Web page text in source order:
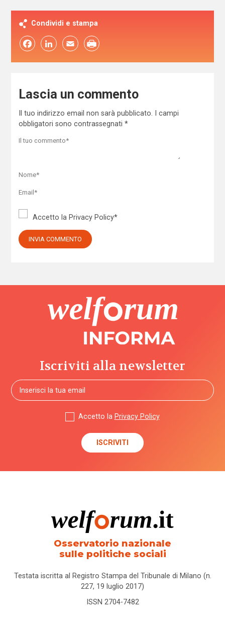
Condividi e stampa
FacebookLinkedIn Email
Lascia un commento
Il tuo indirizzo email non sarà pubblicato.
I campi
obbligatori sono contrassegnati *
Accetto la Privacy Policy*
Iscriviti alla newsletter
Accetto la Privacy Policy
Osservatorio nazionale
sulle politiche sociali
Testata iscritta al Registro Stampa del Tribunale di Milano (n.
227, 19 luglio 2017)
ISSN 2704-7482